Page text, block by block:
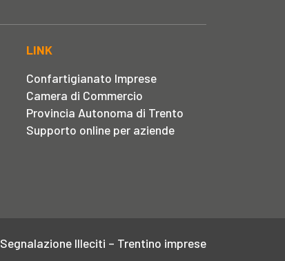
LINK
Confartigianato Imprese
Camera di Commercio
Provincia Autonoma di Trento
Supporto online per aziende
Segnalazione Illeciti – Trentino imprese